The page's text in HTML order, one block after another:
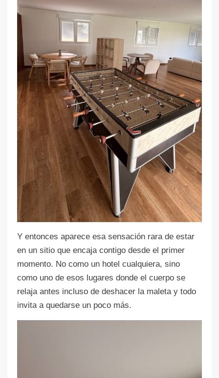
Y entonces aparece esa sensación rara de estar
en un sitio que encaja contigo desde el primer
momento. No como un hotel cualquiera, sino
como uno de esos lugares donde el cuerpo se
relaja antes incluso de deshacer la maleta y todo
invita a quedarse un poco más.